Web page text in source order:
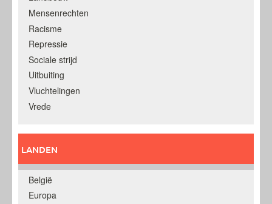
Mensenrechten
Racisme
Repressie
Sociale strijd
Uitbuiting
Vluchtelingen
Vrede
LANDEN
België
Europa